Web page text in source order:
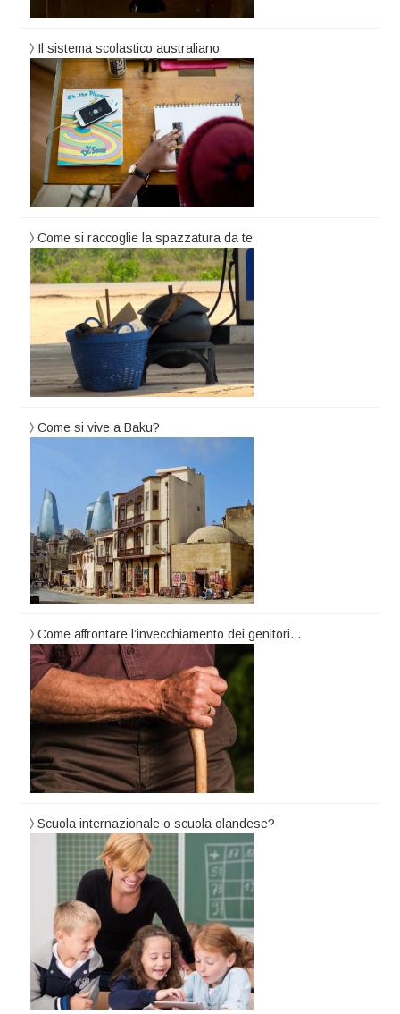
Il sistema scolastico australiano
Come si raccoglie la spazzatura da te
Come si vive a Baku?
Come affrontare l’invecchiamento dei genitori…
Scuola internazionale o scuola olandese?